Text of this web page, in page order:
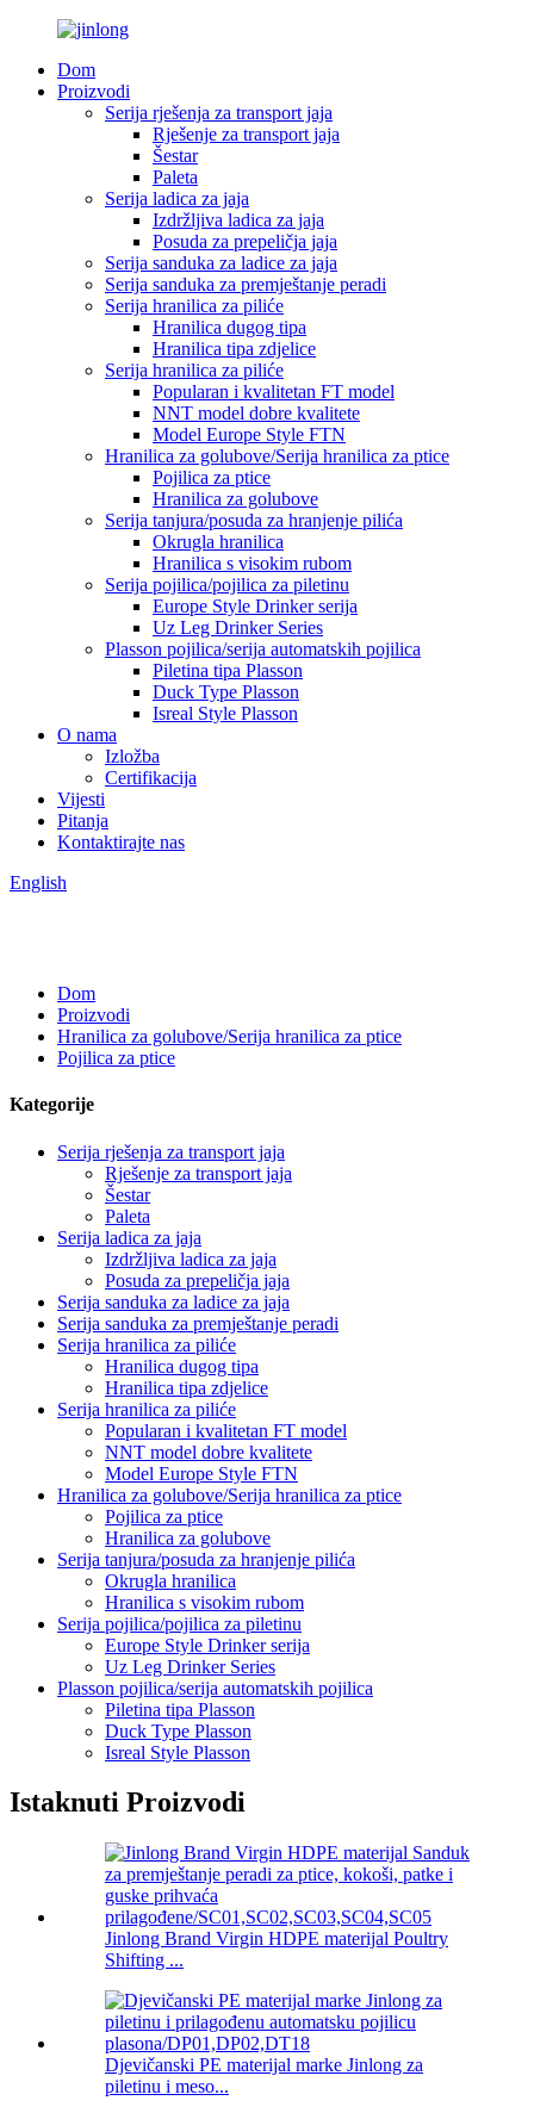
Dom
Proizvodi
Serija rješenja za transport jaja
Rješenje za transport jaja
Šestar
Paleta
Serija ladica za jaja
Izdržljiva ladica za jaja
Posuda za prepeličja jaja
Serija sanduka za ladice za jaja
Serija sanduka za premještanje peradi
Serija hranilica za piliće
Hranilica dugog tipa
Hranilica tipa zdjelice
Serija hranilica za piliće
Popularan i kvalitetan FT model
NNT model dobre kvalitete
Model Europe Style FTN
Hranilica za golubove/Serija hranilica za ptice
Pojilica za ptice
Hranilica za golubove
Serija tanjura/posuda za hranjenje pilića
Okrugla hranilica
Hranilica s visokim rubom
Serija pojilica/pojilica za piletinu
Europe Style Drinker serija
Uz Leg Drinker Series
Plasson pojilica/serija automatskih pojilica
Piletina tipa Plasson
Duck Type Plasson
Isreal Style Plasson
O nama
Izložba
Certifikacija
Vijesti
Pitanja
Kontaktirajte nas
English
Dom
Proizvodi
Hranilica za golubove/Serija hranilica za ptice
Pojilica za ptice
Kategorije
Serija rješenja za transport jaja
Rješenje za transport jaja
Šestar
Paleta
Serija ladica za jaja
Izdržljiva ladica za jaja
Posuda za prepeličja jaja
Serija sanduka za ladice za jaja
Serija sanduka za premještanje peradi
Serija hranilica za piliće
Hranilica dugog tipa
Hranilica tipa zdjelice
Serija hranilica za piliće
Popularan i kvalitetan FT model
NNT model dobre kvalitete
Model Europe Style FTN
Hranilica za golubove/Serija hranilica za ptice
Pojilica za ptice
Hranilica za golubove
Serija tanjura/posuda za hranjenje pilića
Okrugla hranilica
Hranilica s visokim rubom
Serija pojilica/pojilica za piletinu
Europe Style Drinker serija
Uz Leg Drinker Series
Plasson pojilica/serija automatskih pojilica
Piletina tipa Plasson
Duck Type Plasson
Isreal Style Plasson
Istaknuti Proizvodi
Jinlong Brand Virgin HDPE materijal Poultry
Shifting ...
Djevičanski PE materijal marke Jinlong za
piletinu i meso...